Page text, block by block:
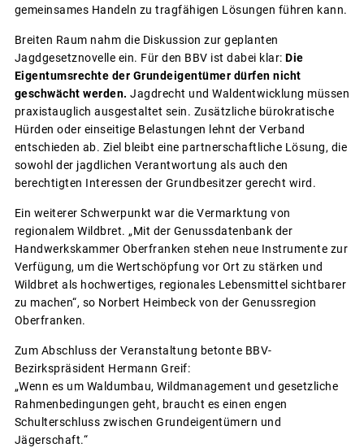
gemeinsames Handeln zu tragfähigen Lösungen führen kann.
Breiten Raum nahm die Diskussion zur geplanten
Jagdgesetznovelle ein. Für den BBV ist dabei klar: Die
Eigentumsrechte der Grundeigentümer dürfen nicht
geschwächt werden. Jagdrecht und Waldentwicklung müssen
praxistauglich ausgestaltet sein. Zusätzliche bürokratische
Hürden oder einseitige Belastungen lehnt der Verband
entschieden ab. Ziel bleibt eine partnerschaftliche Lösung, die
sowohl der jagdlichen Verantwortung als auch den
berechtigten Interessen der Grundbesitzer gerecht wird.
Ein weiterer Schwerpunkt war die Vermarktung von
regionalem Wildbret. „Mit der Genussdatenbank der
Handwerkskammer Oberfranken stehen neue Instrumente zur
Verfügung, um die Wertschöpfung vor Ort zu stärken und
Wildbret als hochwertiges, regionales Lebensmittel sichtbarer
zu machen“, so Norbert Heimbeck von der Genussregion
Oberfranken.
Zum Abschluss der Veranstaltung betonte BBV-
Bezirkspräsident Hermann Greif:
„Wenn es um Waldumbau, Wildmanagement und gesetzliche
Rahmenbedingungen geht, braucht es einen engen
Schulterschluss zwischen Grundeigentümern und
Jägerschaft.“